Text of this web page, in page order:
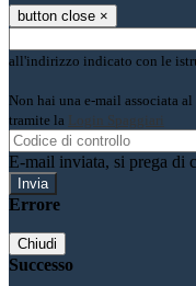
button close ×
all'indirizzo indicato con le
Non hai una e-mail associata
tramite la Login Spaggiari
E-mail inviata, si prega di
Errore
Chiudi
Successo